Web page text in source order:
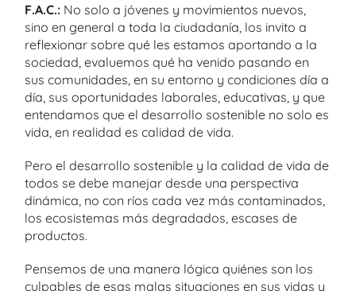
F.A.C.: No solo a jóvenes y movimientos nuevos,
sino en general a toda la ciudadanía, los invito a
reflexionar sobre qué les estamos aportando a la
sociedad, evaluemos qué ha venido pasando en
sus comunidades, en su entorno y condiciones día a
día, sus oportunidades laborales, educativas, y que
entendamos que el desarrollo sostenible no solo es
vida, en realidad es calidad de vida.
Pero el desarrollo sostenible y la calidad de vida de
todos se debe manejar desde una perspectiva
dinámica, no con ríos cada vez más contaminados,
los ecosistemas más degradados, escases de
productos.
Pensemos de una manera lógica quiénes son los
culpables de esas malas situaciones en sus vidas y